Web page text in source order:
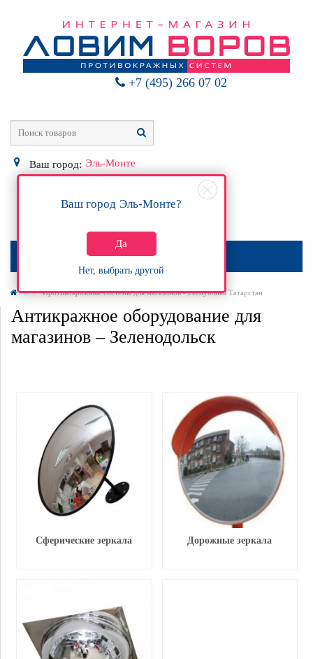
+7 (495) 266 07 02
Ваш город: Эль-Монте
Ваш город Эль-Монте?
Да
Нет, выбрать другой
0Р
МЕНЮ
Противокражные системы для магазинов - Республика Татарстан
Антикражное оборудование для
магазинов – Зеленодольск
Сферические зеркала Дорожные зеркала